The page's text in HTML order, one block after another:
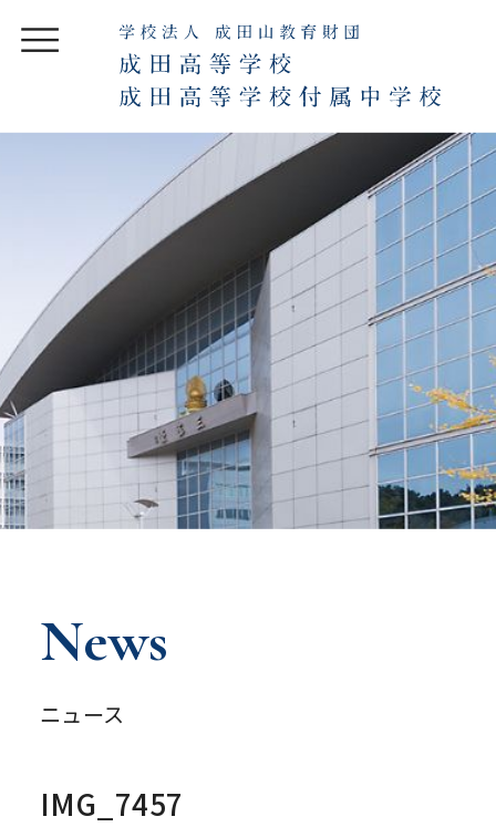
News
ニュース
IMG_7457